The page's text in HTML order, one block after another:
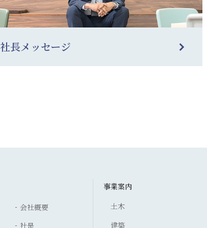
社長メッセージ
会社概要
社是
事業案内
土木
建築